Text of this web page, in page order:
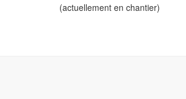
(actuellement en chantier)